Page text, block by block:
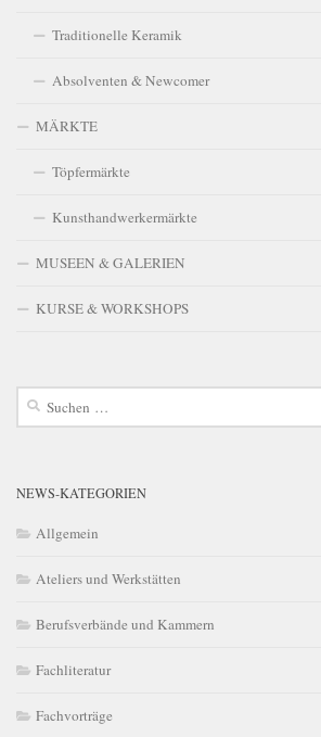
Traditionelle Keramik
Absolventen & Newcomer
MÄRKTE
Töpfermärkte
Kunsthandwerkermärkte
MUSEEN & GALERIEN
KURSE & WORKSHOPS
Suchen
NEWS-KATEGORIEN
Allgemein
Ateliers und Werkstätten
Berufsverbände und Kammern
Fachliteratur
Fachvorträge